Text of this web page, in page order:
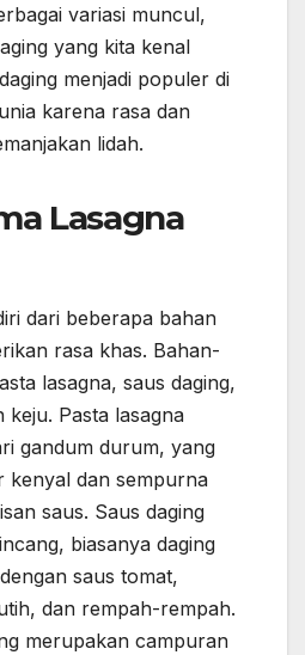
variasi muncul,
yang kita kenal
menjadi populer di
karena rasa dan
lidah.
Lasagna
dari beberapa bahan
rasa khas. Bahan-
lasagna, saus daging,
keju. Pasta lasagna
gandum durum, yang
kenyal dan sempurna
saus. Saus daging
biasanya daging
saus tomat,
dan rempah-rempah.
merupakan campuran